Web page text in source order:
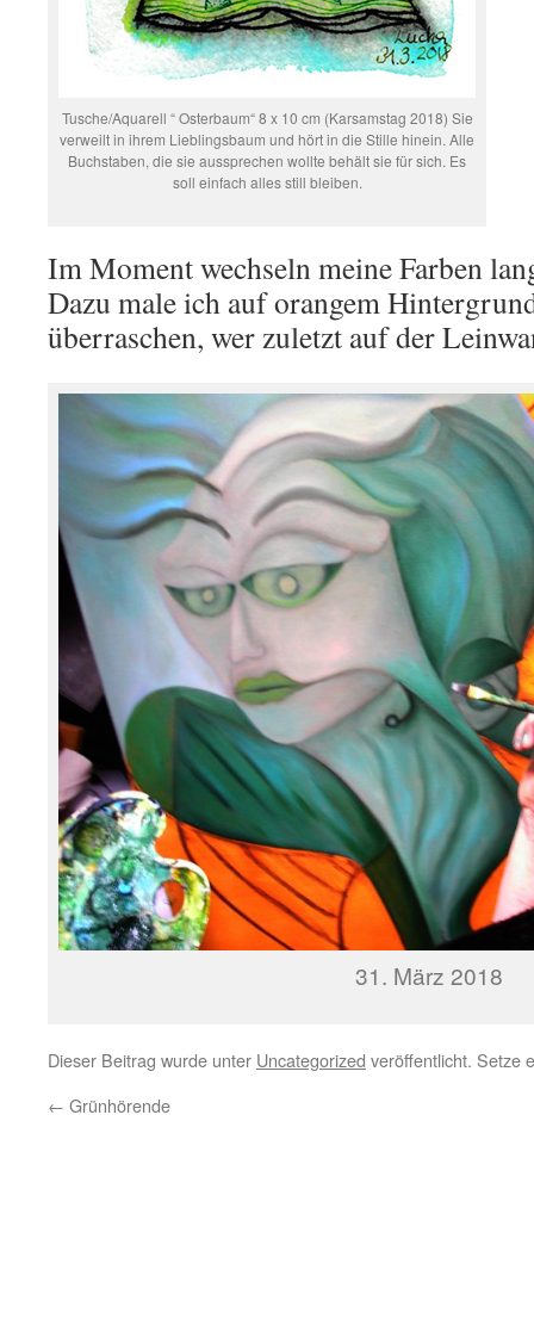
Tusche/Aquarell “ Osterbaum“ 8 x 10 cm (Karsamstag 2018) Sie
verweilt in ihrem Lieblingsbaum und hört in die Stille hinein. Alle
Buchstaben, die sie aussprechen wollte behält sie für sich. Es
soll einfach alles still bleiben.
Im Moment wechseln meine Farben
Dazu male ich auf orangem
überraschen, wer zuletzt auf der
31. März 2018
Dieser Beitrag wurde unter Uncategorized veröffentlicht. Setze
← Grünhörende